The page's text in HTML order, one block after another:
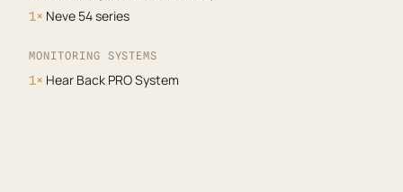
1× Neve 54 series
MONITORING SYSTEMS
1× Hear Back PRO System